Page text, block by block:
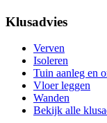
Klusadvies
Verven
Isoleren
Tuin aanleg en
Vloer leggen
Wanden
Bekijk alle